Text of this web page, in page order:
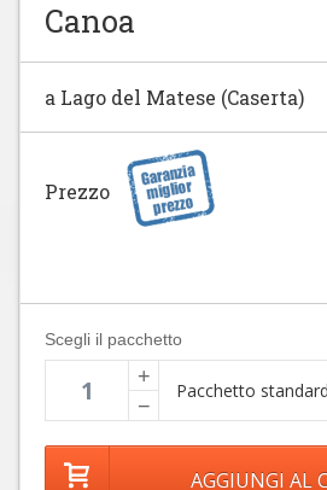
Canoa
a Lago del Matese (Caserta)
Prezzo
Scegli il pacchetto
+
−